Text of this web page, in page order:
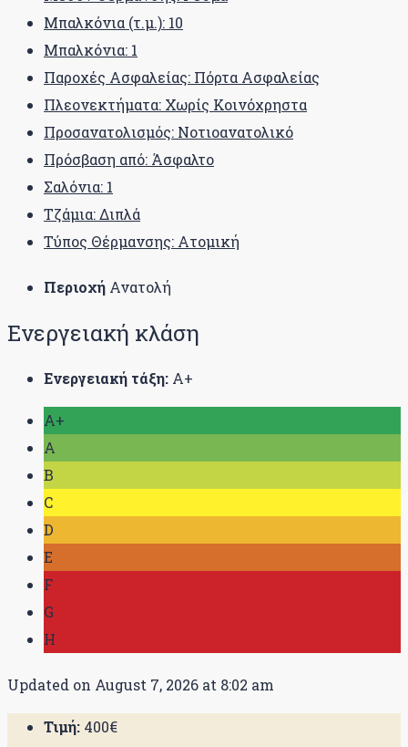
Μπαλκόνια (τ.μ.): 10
Μπαλκόνια: 1
Παροχές Ασφαλείας: Πόρτα Ασφαλείας
Πλεονεκτήματα: Χωρίς Κοινόχρηστα
Προσανατολισμός: Νοτιοανατολικό
Πρόσβαση από: Άσφαλτο
Σαλόνια: 1
Τζάμια: Διπλά
Τύπος Θέρμανσης: Ατομική
Περιοχή Ανατολή
Ενεργειακή κλάση
Ενεργειακή τάξη: Α+
A+
A
B
C
D
E
F
G
H
Updated on August 7, 2026 at 8:02 am
Τιμή: 400€